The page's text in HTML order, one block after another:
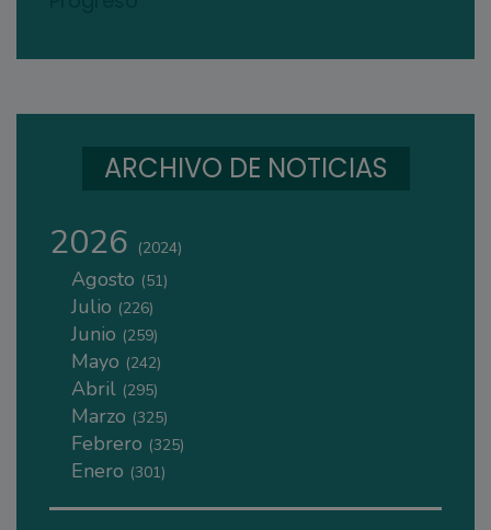
ARCHIVO DE NOTICIAS
2026 (2024)
Agosto (51)
Julio (226)
Junio (259)
Mayo (242)
Abril (295)
Marzo (325)
Febrero (325)
Enero (301)